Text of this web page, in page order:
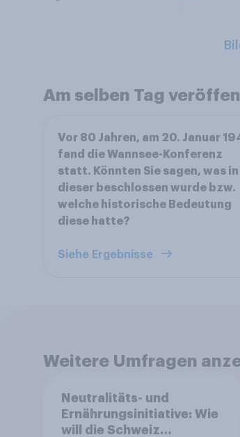
Am selben Tag
Vor 80 Jahren, am 20. Januar
fand die Wannsee-Konferenz
statt. Könnten Sie sagen, was in
dieser beschlossen wurde bzw.
welche historische Bedeutung
diese hatte?
Siehe Ergebnisse
Weitere Umfragen
Neutralitäts- und
Ernährungsinitiative: Wie
will die Schweiz